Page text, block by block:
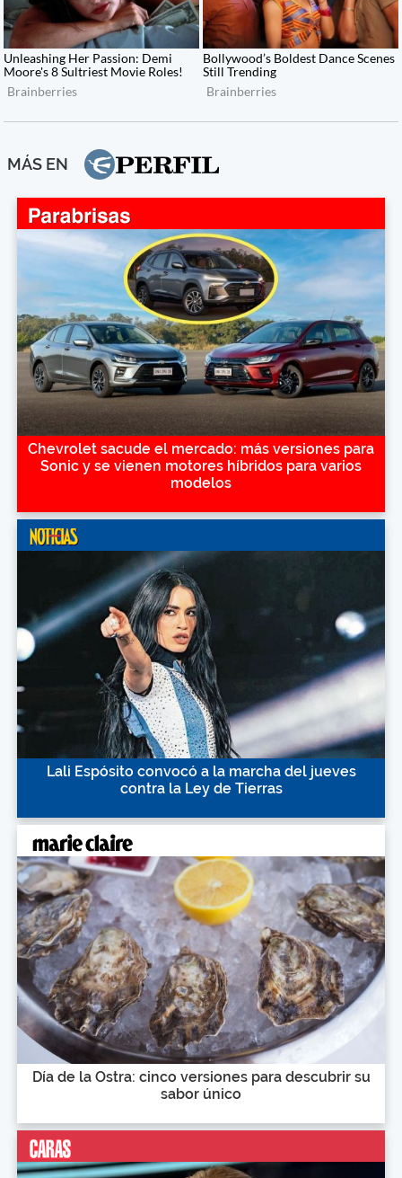
MÁS EN
Chevrolet sacude el mercado: más versiones para
Sonic y se vienen motores híbridos para varios
modelos
Lali Espósito convocó a la marcha del jueves
contra la Ley de Tierras
Día de la Ostra: cinco versiones para descubrir su
sabor único